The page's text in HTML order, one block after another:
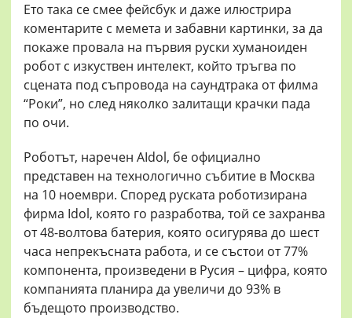
Ето така се смее фейсбук и даже илюстрира
коментарите с мемета и забавни картинки, за да
покаже провала на първия руски хуманоиден
робот с изкуствен интелект, който тръгва по
сцената под съпровода на саундтрака от филма
“Роки”, но след няколко залитащи крачки пада
по очи.
Роботът, наречен AIdol, бе официално
представен на технологично събитие в Москва
на 10 ноември. Според руската роботизирана
фирма Idol, която го разработва, той се захранва
от 48-волтова батерия, която осигурява до шест
часа непрекъсната работа, и се състои от 77%
компонента, произведени в Русия – цифра, която
компанията планира да увеличи до 93% в
бъдещото производство.